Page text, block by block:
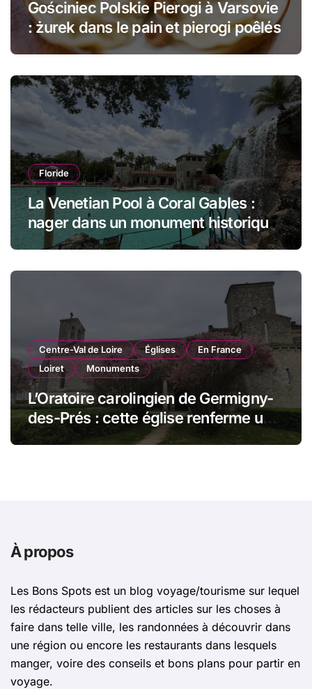
Gościniec Polskie Pierogi à Varsovie
: żurek dans le pain et pierogi poêlés
Floride
La Venetian Pool à Coral Gables :
nager dans un monument historique
de Miami
Centre-Val de Loire Églises
En France
Loiret
Monuments
L’Oratoire carolingien de Germigny-
des-Prés : cette église renferme une
magnifique mosaïque carolingienne
À propos
Les Bons Spots est un blog voyage/tourisme sur lequel
les rédacteurs publient des articles sur les choses à
faire dans telle ville, les randonnées à découvrir dans
une région ou encore les restaurants dans lesquels
manger, voire des conseils et bons plans pour partir en
voyage.